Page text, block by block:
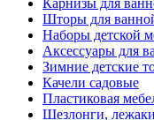
Шторы для
Наборы детской
Аксессуары для
Зимние детские
Качели садовые
Пластиковая
Шезлонги, лежаки